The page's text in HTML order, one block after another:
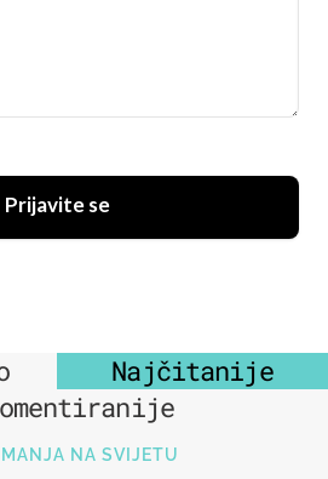
Prijavite se
Najčitanije
NA SVIJETU